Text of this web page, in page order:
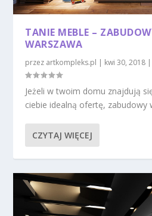
TANIE MEBLE –
WARSZAWA
przez artkompleks.pl | kwi 30, 2018
Jeżeli w twoim domu znajdują
ciebie idealną ofertę, zabudowy
CZYTAJ WIĘCEJ